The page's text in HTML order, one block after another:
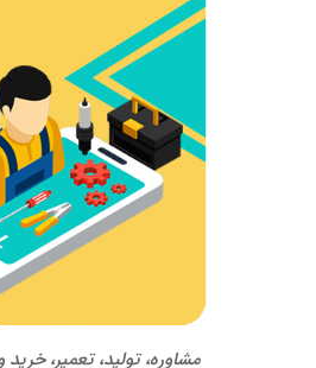
مشاوره، تولید، تعمیر،